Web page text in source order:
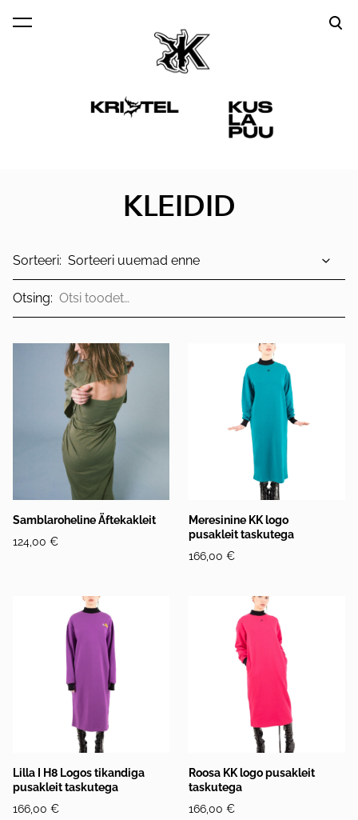
lisati ostukorvi. Vaata ostukorvi
KLEIDID
Sorteeri:
Otsing:
Samblaroheline Äftekakleit
124,00 €
Meresinine KK logo
pusakleit taskutega
166,00 €
Lilla I H8 Logos tikandiga
pusakleit taskutega
166,00 €
Roosa KK logo pusakleit
taskutega
166,00 €